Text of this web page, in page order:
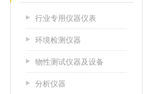
行业专用仪器仪表
环境检测仪器
物性测试仪器及设备
分析仪器